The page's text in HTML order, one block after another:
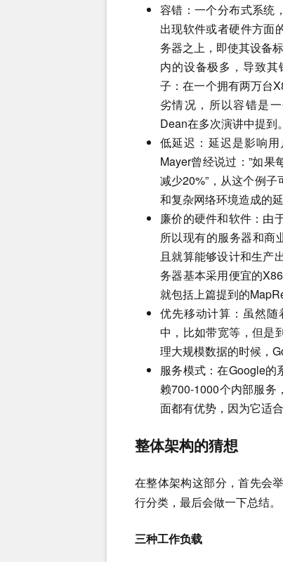
容错：一个分布式系统
出现软件或者硬件方面
务器之上，即使其设备
内的设备极多，导致
子：在一个拥有两万台
劣情况，所以容错是
Dean在多次演讲中提到。
低延迟：延迟是影响
Mayer曾经说过：”如
减少20%”，从这个例
和复杂网络环境造成的
廉价的硬件和软件：由
所以现有的服务器和商
且就算能够设计和生产
务器基本采用便宜的
就包括上篇提到的
优先移动计算：虽然
中，比如带宽等，但是
理大规模数据的时候，
服务模式：在Google的
赖700-1000个内部服务
面都有优势，因为它适
整体架构的猜想
在整体架构这部分，首先会
行分类，最后会做一下总结。
三种工作负载